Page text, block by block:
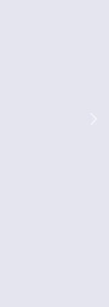
получить
с вами в
данных
по
ценам на